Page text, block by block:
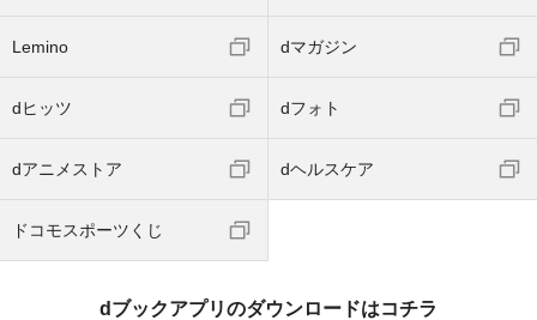
Lemino dマガジン
dヒッツ dフォト
dアニメストア dヘルスケア
ドコモスポーツくじ
dブックアプリのダウンロードはコチラ